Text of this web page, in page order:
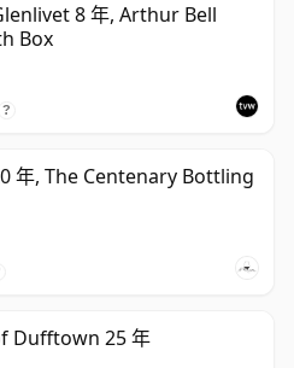
8 年, Arthur Bell
Box
?
年, The Centenary Bottling
Dufftown 25 年